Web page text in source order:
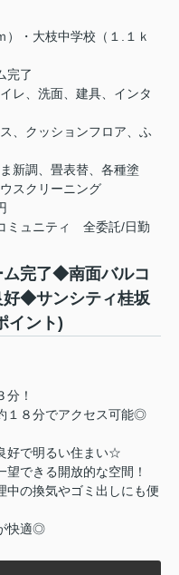
・大枝中学校（１.１ｋ
完了
レ、洗面、建具、インタ
、クッションフロア、ふ
新調、畳表替、各種塗
スクリーニング
ミュニティ 全委託/日勤
完了◆南面バルコ
好◆サンシティ桂坂
イント)
！
１８分でアクセス可能◎
好で明るい住まい☆
できる開放的な空間！
中の換気やゴミ出しにも便
快適◎